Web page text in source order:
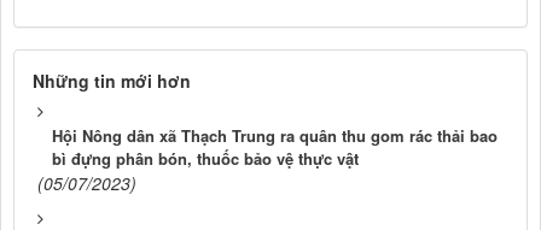
Những tin mới hơn
Hội Nông dân xã Thạch Trung ra quân thu gom rác thải bao
bì đựng phân bón, thuốc bảo vệ thực vật
(05/07/2023)